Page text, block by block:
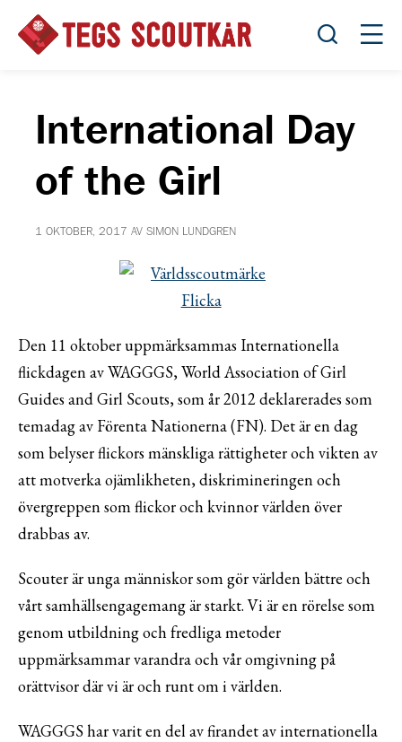
Öppna
International Day
of the Girl
1 OKTOBER, 2017 AV SIMON LUNDGREN
Den 11 oktober uppmärksammas Internationella
flickdagen av WAGGGS, World Association of Girl
Guides and Girl Scouts, som år 2012 deklarerades som
temadag av Förenta Nationerna (FN). Det är en dag
som belyser flickors mänskliga rättigheter och vikten av
att motverka ojämlikheten, diskrimineringen och
övergreppen som flickor och kvinnor världen över
drabbas av.
Scouter är unga människor som gör världen bättre och
vårt samhällsengagemang är starkt. Vi är en rörelse som
genom utbildning och fredliga metoder
uppmärksammar varandra och vår omgivning på
orättvisor där vi är och runt om i världen.
WAGGGS har varit en del av firandet av internationella